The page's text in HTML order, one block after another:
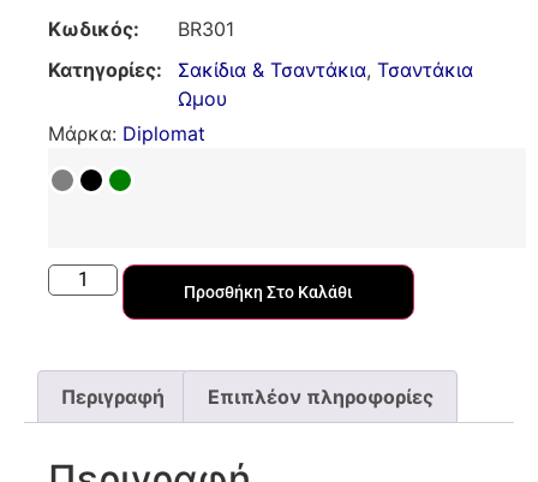
Κωδικός:
BR301
Κατηγορίες:
Σακίδια & Τσαντάκια, Τσαντάκια
Ωμου
Μάρκα: Diplomat
Προσθήκη Στο Καλάθι
Περιγραφή Επιπλέον πληροφορίες